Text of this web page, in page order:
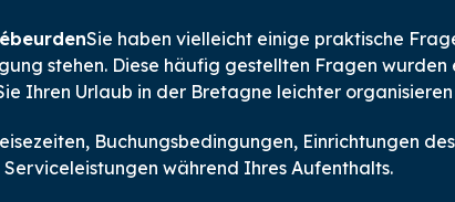
Sie haben vielleicht einige praktische
stehen. Diese häufig gestellten Fragen
Ihren Urlaub in der Bretagne leichter organisieren
Buchungsbedingungen, Einrichtungen
Serviceleistungen während Ihres Aufenthalts.